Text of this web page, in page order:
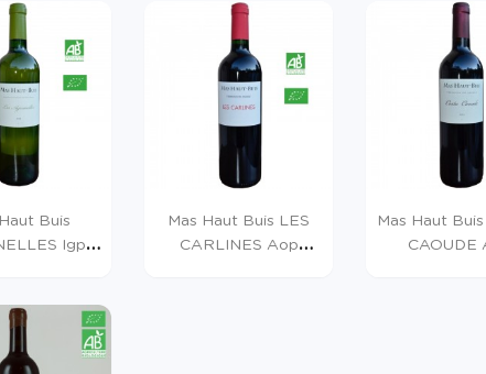
Buis
Igp
Mas Haut Buis LES
CARLINES Aop
Mas Haut
CAOUDE